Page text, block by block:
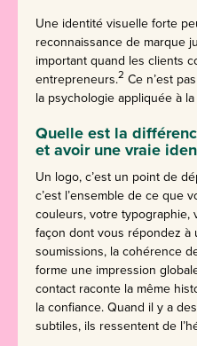
Une identité visuelle forte
reconnaissance de marque
important quand les clients
entrepreneurs.2 Ce n’est
la psychologie appliquée à la
Quelle est la
et avoir une vraie
Un logo, c’est un point de
c’est l’ensemble de ce que
couleurs, votre typographie,
façon dont vous répondez à
soumissions, la cohérence
forme une impression
contact raconte la même
la confiance. Quand il y a
subtiles, ils ressentent de